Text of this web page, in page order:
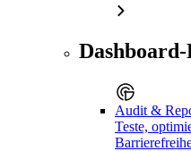
Audit &
Teste,